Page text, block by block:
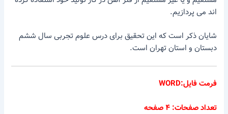
اند می پردازیم.
شایان ذکر است که این تحقیق برای درس علوم تجربی سال ششم
دبستان و استان تهران است.
فرمت فایل:WORD
تعداد صفحات: ۴ صفحه